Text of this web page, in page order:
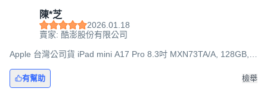
陳*芝
2026.01.18
賣家: 酷澎股份有限公司
Apple 台灣公司貨 iPad mini A17 Pro 8.3吋 MXN73TA/A, 128GB,
有幫助 檢舉